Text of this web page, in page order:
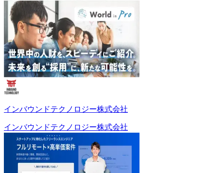
インバウンドテクノロジー株式会社
インバウンドテクノロジー株式会社